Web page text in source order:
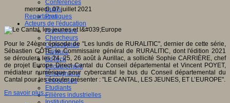
Conférences
Outils
Pratiques
Acteurs de l'éducation
Animateurs
Chercheurs
Collectivités
Editeurs
EdTech
Encadrement
Enseignants
Entreprises
Etudiants
Filières industrielles
mercredi, 07 juillet 2021
Reportages
Pour le 24ème épisode de "Les lundis de RURALITIC", dernier de cette série,
Sébastien CÔTE, le Commissaire général de RURALITIC, dont l'édition 2021
se déroulera les 24, 25, 26 août à Aurillac, a sollicité Sophie CARRIÈRE, chef
de projet Europe Direct Cantal du Conseil départemental et Vincent POYET,
médiateur numérique pour cybercantal le bus du Conseil départemental du
Cantal pour les écouter présenter : "LE CANTAL, LES JEUNES, ET L’EUROPE".
En savoir plus...